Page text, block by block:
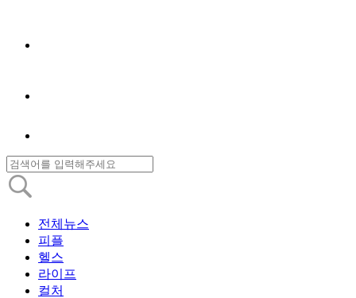
전체뉴스
피플
헬스
라이프
컬처